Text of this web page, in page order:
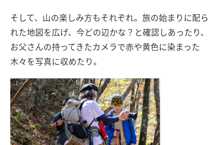
そして、山の楽しみ方もそれぞれ。旅の始まりに配ら
れた地図を広げ、今どの辺かな？と確認しあったり、
お父さんの持ってきたカメラで赤や黄色に染まった
木々を写真に収めたり。